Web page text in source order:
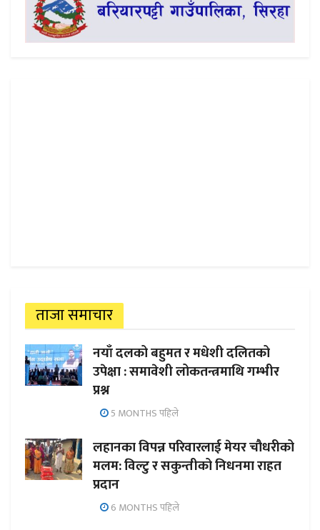
ताजा समाचार
नयाँ दलको बहुमत र मधेशी दलितको
उपेक्षा : समावेशी लोकतन्त्रमाथि गम्भीर
प्रश्न
5 MONTHS पहिले
लहानका विपन्न परिवारलाई मेयर चौधरीको
मलम: विल्टु र सकुन्तीको निधनमा राहत
प्रदान
6 MONTHS पहिले